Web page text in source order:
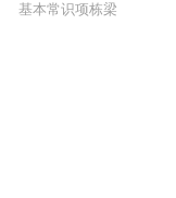
基本常识项栋梁